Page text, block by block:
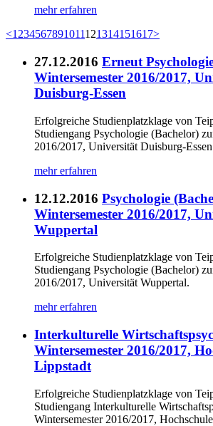
mehr erfahren
<1234567891011121314151617>
27.12.2016 Erneut
Wintersemester 2016/2017,
Duisburg-Essen
Erfolgreiche Studienplatzklage von
Studiengang Psychologie (Bachelor)
2016/2017, Universität Duisburg-
mehr erfahren
12.12.2016 Psychologie
Wintersemester 2016/2017,
Wuppertal
Erfolgreiche Studienplatzklage von
Studiengang Psychologie (Bachelor)
2016/2017, Universität Wuppertal.
mehr erfahren
Interkulturelle
Wintersemester 2016/2017,
Lippstadt
Erfolgreiche Studienplatzklage von
Studiengang Interkulturelle
Wintersemester 2016/2017,